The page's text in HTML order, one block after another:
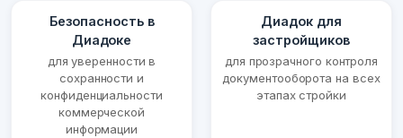
Безопасность в
Диадоке
для уверенности в
сохранности и
конфиденциальности
коммерческой
информации
Диадок для
застройщиков
для прозрачного контроля
документооборота на всех
этапах стройки